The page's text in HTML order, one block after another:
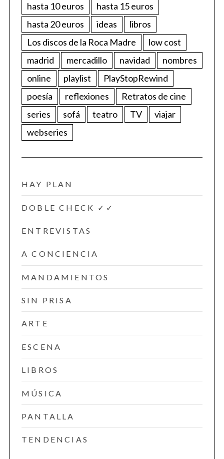
hasta 10 euros
hasta 15 euros
hasta 20 euros
ideas
libros
Los discos de la Roca Madre
low cost
madrid
mercadillo navidad
nombres
online
playlist
PlayStopRewind
poesía
reflexiones
Retratos de cine
series
sofá teatro TV
viajar
webseries
HAY PLAN
DOBLE CHECK ✓✓
ENTREVISTAS
A CONCIENCIA
MANDAMIENTOS
SIN PRISA
ARTE
ESCENA
LIBROS
MÚSICA
PANTALLA
TENDENCIAS